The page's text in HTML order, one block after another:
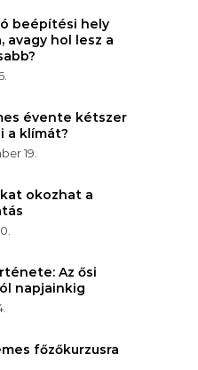
beépítési hely
avagy hol lesz a
évente kétszer
klímát?
19.
okozhat a
Az ősi
napjainkig
főzőkurzusra